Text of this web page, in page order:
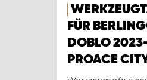
FÜR
DOBLO
PROACE